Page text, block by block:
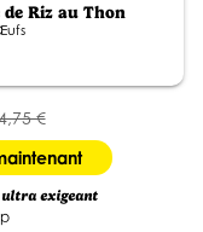
de Riz au Thon
€
ultra exigeant